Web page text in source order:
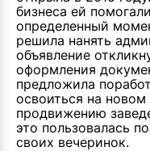
бизнеса ей
определенный
решила нанять
объявление
оформления
предложила
освоиться на
продвижению
это пользовалась
своих вечеринок.